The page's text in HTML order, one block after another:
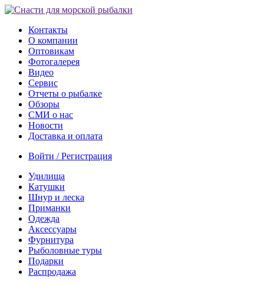
Контакты
О компании
Оптовикам
Фотогалерея
Видео
Сервис
Отчеты о рыбалке
Обзоры
СМИ о нас
Новости
Доставка и оплата
Войти / Регистрация
Удилища
Катушки
Шнур и леска
Приманки
Одежда
Аксессуары
Фурнитура
Рыболовные туры
Подарки
Распродажа